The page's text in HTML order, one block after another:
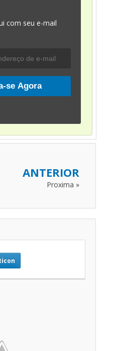
com seu e-mail
ANTERIOR
Proxima »